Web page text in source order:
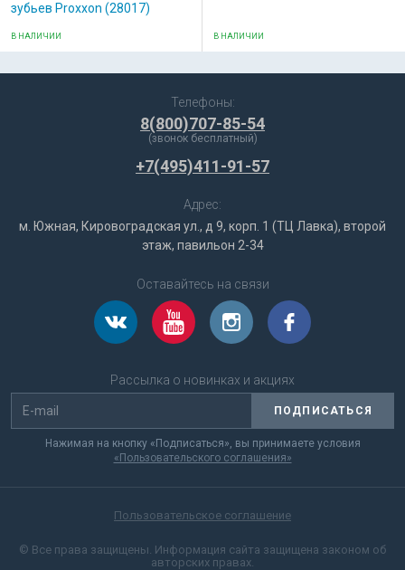
зубьев Proxxon (28017)
В НАЛИЧИИ В НАЛИЧИИ
Телефоны:
8(800)707-85-54
(звонок бесплатный)
+7(495)411-91-57
Адрес:
м. Южная, Кировоградская ул., д 9, корп. 1 (ТЦ Лавка), второй
этаж, павильон 2-34
Оставайтесь на связи
Рассылка о новинках и акциях
ПОДПИСАТЬСЯ
Нажимая на кнопку «Подписаться», вы принимаете условия
«Пользовательского соглашения»
Пользовательское соглашение
© Все права защищены. Информация сайта защищена законом об
авторских правах.